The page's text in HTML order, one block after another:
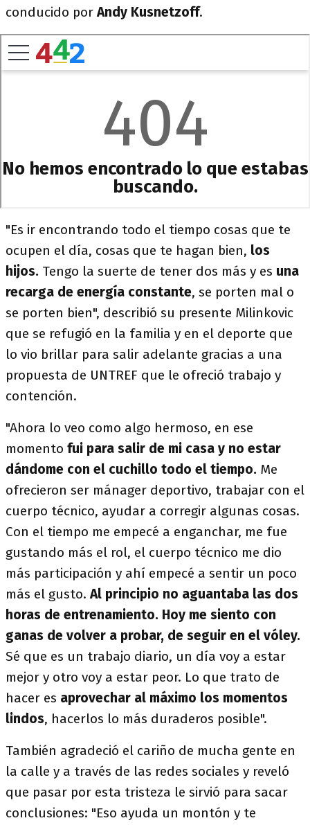
conducido porAndy Kusnetzoff.
"Es ir encontrando todo el tiempo cosas que te
ocupen el día, cosas que te hagan bien, los
hijos. Tengo la suerte de tener dos más y es una
recarga de energía constante, se porten mal o
se porten bien", describió su presente Milinkovic
que se refugió en la familia y en el deporte que
lo vio brillar para salir adelante gracias a una
propuesta de UNTREF que le ofreció trabajo y
contención.
"Ahora lo veo como algo hermoso, en ese
momento fui para salir de mi casa y no estar
dándome con el cuchillo todo el tiempo. Me
ofrecieron ser mánager deportivo, trabajar con el
cuerpo técnico, ayudar a corregir algunas cosas.
Con el tiempo me empecé a enganchar, me fue
gustando más el rol, el cuerpo técnico me dio
más participación y ahí empecé a sentir un poco
más el gusto.Al principio no aguantaba las dos
horas de entrenamiento. Hoy me siento con
ganas de volver a probar, de seguir en el vóley.
Sé que es un trabajo diario, un día voy a estar
mejor y otro voy a estar peor. Lo que trato de
hacer es aprovechar al máximo los momentos
lindos, hacerlos lo más duraderos posible".
También agradeció el cariño de mucha gente en
la calle y a través de las redes sociales y reveló
que pasar por esta tristeza le sirvió para sacar
conclusiones: "Eso ayuda un montón y te